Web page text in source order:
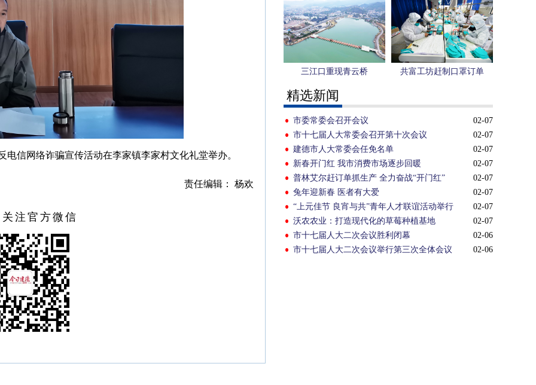
三江口重现青云桥 共富工坊赶制口罩订单
精选新闻
02-07
市委常委会召开会议
02-07
市十七届人大常委会召开第十次会议
02-07
建德市人大常委会任免名单
02-07
新春开门红 我市消费市场逐步回暖
02-07
普林艾尔赶订单抓生产 全力奋战“开门红”
02-07
兔年迎新春 医者有大爱
02-07
“上元佳节 良宵与共”青年人才联谊活动举行
02-07
沃农农业：打造现代化的草莓种植基地
02-06
市十七届人大二次会议胜利闭幕
02-06
市十七届人大二次会议举行第三次全体会议
信网络诈骗宣传活动在李家镇李家村文化礼堂举办。
责任编辑： 杨欢
注官方微信